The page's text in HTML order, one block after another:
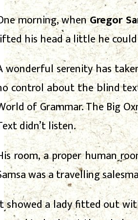
morning, whenGregor
his head a little he
wonderful serenity has
control about the blind
of Grammar. The Big
didn’t listen.
room, a proper human
was a travelling
showed a lady fitted out